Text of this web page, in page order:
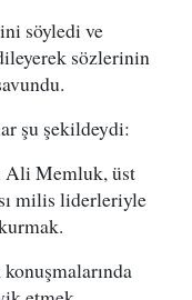
söyledi ve
sözlerinin
şu şekildeydi:
Ali Memluk, üst
milis liderleriyle